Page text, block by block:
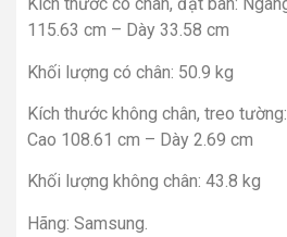
115.63 cm – Dày 33.58 cm
Khối lượng có chân: 50.9 kg
Kích thước không chân, treo
Cao 108.61 cm – Dày 2.69 cm
Khối lượng không chân: 43.8 kg
Hãng: Samsung.